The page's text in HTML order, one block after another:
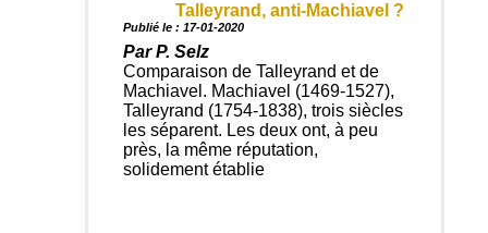
Talleyrand, anti-Machiavel ?
Publié le : 17-01-2020
Par P. Selz
Comparaison de Talleyrand et de
Machiavel. Machiavel (1469-1527),
Talleyrand (1754-1838), trois siècles
les séparent. Les deux ont, à peu
près, la même réputation,
solidement établie